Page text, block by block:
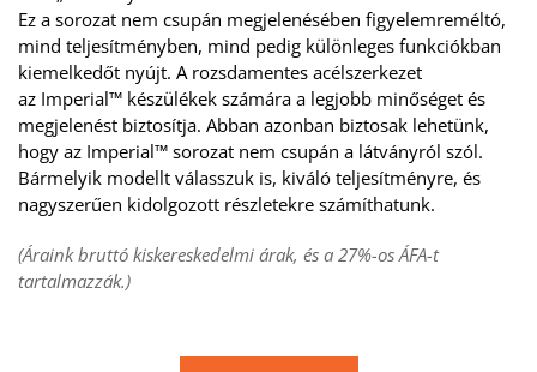
Ez a sorozat nem csupán megjelenésében figyelemreméltó,
mind teljesítményben, mind pedig különleges funkciókban
kiemelkedőt nyújt. A rozsdamentes acélszerkezet
az Imperial™ készülékek számára a legjobb minőséget és
megjelenést biztosítja. Abban azonban biztosak lehetünk,
hogy az Imperial™ sorozat nem csupán a látványról szól.
Bármelyik modellt válasszuk is, kiváló teljesítményre, és
nagyszerűen kidolgozott részletekre számíthatunk.
(Áraink bruttó kiskereskedelmi árak, és a 27%-os ÁFA-t
tartalmazzák.)